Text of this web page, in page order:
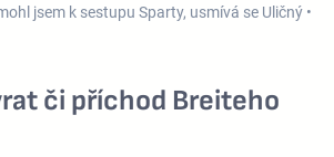
jsem k sestupu Sparty, usmívá se Uličný •
či příchod Breiteho